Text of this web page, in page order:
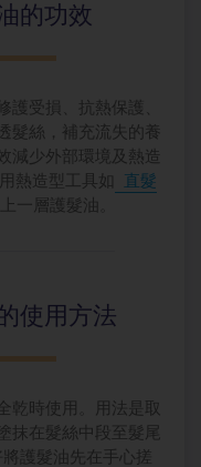
的功效
護受損、抗熱保護、
髮絲，補充流失的養
減少外部環境及熱造
熱造型工具如
直髮
一層護髮油。
使用 方法
乾時使用。用法是取
抹在髮絲中段至髮尾
護髮油先在手心搓